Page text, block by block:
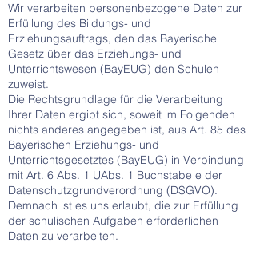
Wir verarbeiten personenbezogene Daten zur
Erfüllung des Bildungs- und
Erziehungsauftrags, den das Bayerische
Gesetz über das Erziehungs- und
Unterrichtswesen (BayEUG) den Schulen
zuweist.
Die Rechtsgrundlage für die Verarbeitung
Ihrer Daten ergibt sich, soweit im Folgenden
nichts anderes angegeben ist, aus Art. 85 des
Bayerischen Erziehungs- und
Unterrichtsgesetztes (BayEUG) in Verbindung
mit Art. 6 Abs. 1 UAbs. 1 Buchstabe e der
Datenschutzgrundverordnung (DSGVO).
Demnach ist es uns erlaubt, die zur Erfüllung
der schulischen Aufgaben erforderlichen
Daten zu verarbeiten.